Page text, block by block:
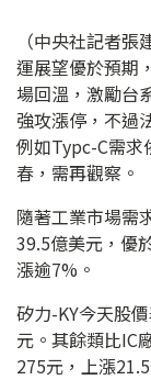
（中央社記者
運展望優於預期
場回溫，激勵台
強攻漲停，不過
例如Typc-C需求
春，需再觀察。
隨著工業市場需
39.5億美元，優
漲逾7%。
矽力-KY今天股
元。其餘類比IC
275元，上漲